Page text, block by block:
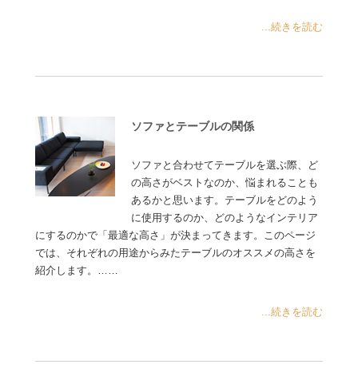
...続きを読む
ソファとテーブルの関係
ソファと合わせてテーブルを選ぶ際、ど
の高さがベストなのか、悩まれることも
あるかと思います。テーブルをどのよう
に使用するのか、どのようなインテリア
にするのかで「最適な高さ」が決まってきます。このページ
では、それぞれの用途からみたテーブルのオススメの高さを
紹介します。……
...続きを読む